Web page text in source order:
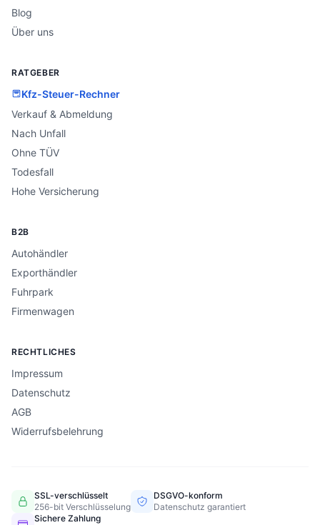
Blog
Über uns
RATGEBER
Kfz-Steuer-Rechner
Verkauf & Abmeldung
Nach Unfall
Ohne TÜV
Todesfall
Hohe Versicherung
B2B
Autohändler
Exporthändler
Fuhrpark
Firmenwagen
RECHTLICHES
Impressum
Datenschutz
AGB
Widerrufsbelehrung
SSL-verschlüsselt
256-bit Verschlüsselung
DSGVO-konform
Datenschutz garantiert
Sichere Zahlung